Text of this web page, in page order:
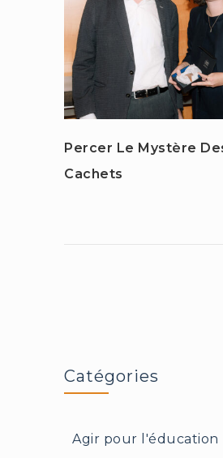
Percer Le Mystère
Cachets
Catégories
Agir pour l'éducation